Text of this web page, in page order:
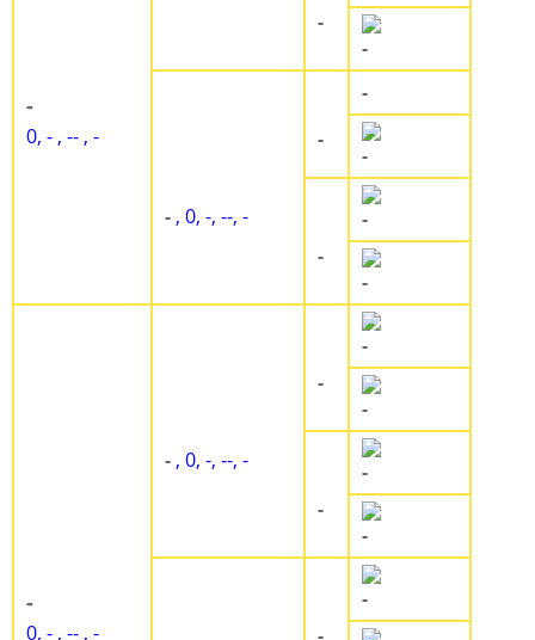
-
0, - , -- , -
-
-
- , 0, -, --, -
-
-
-
-
-
-
-
0, - , -- , -
- , 0, -, --, -
-
-
-
-
-
-
-